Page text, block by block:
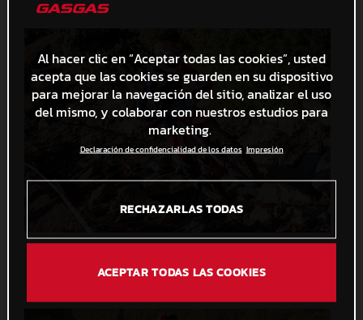
EnduRoc 2023_Les Comes_Albert Fontova
6,7 MB .JPG
Al hacer clic en “Aceptar todas las cookies”, usted
acepta que las cookies se guarden en su dispositivo
para mejorar la navegación del sitio, analizar el uso
del mismo, y colaborar con nuestros estudios para
marketing.
Declaración de confidencialidad de los datos Impresión
RECHAZARLAS TODAS
ACEPTAR TODAS LAS COOKIES